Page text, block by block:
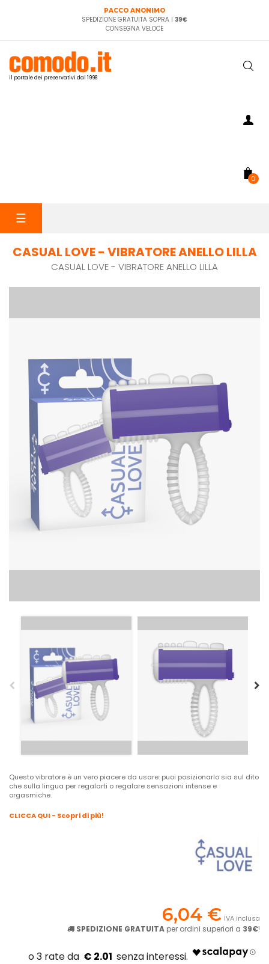
PACCO ANONIMO
SPEDIZIONE GRATUITA SOPRA I 39€
CONSEGNA VELOCE
il portale dei preservativi dal 1998
0
navigazione
☰
CASUAL LOVE - VIBRATORE ANELLO LILLA
CASUAL LOVE - VIBRATORE ANELLO LILLA
Questo vibratore è un vero piacere da usare: puoi posizionarlo sia sul dito
che sulla lingua per regalarti o regalare sensazioni intense e
orgasmiche.
CLICCA QUI - Scopri di più!
6,04 € IVA inclusa
SPEDIZIONE GRATUITA per ordini superiori a 39€!
€ 2.01